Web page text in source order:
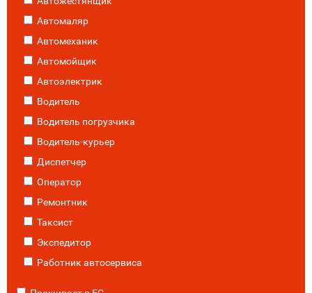
Автомаляр
Автомеханик
Автомойщик
Автоэлектрик
Водитель
Водитель погрузчика
Водитель-курьер
Диспетчер
Оператор
Ремонтник
Таксист
Экспедитор
Работник автосервиса